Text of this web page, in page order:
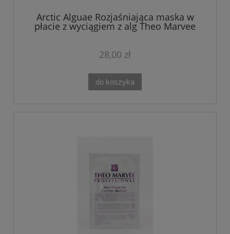
Arctic Alguae Rozjaśniająca maska w
płacie z wyciągiem z alg Theo Marvee
28,00 zł
do koszyka